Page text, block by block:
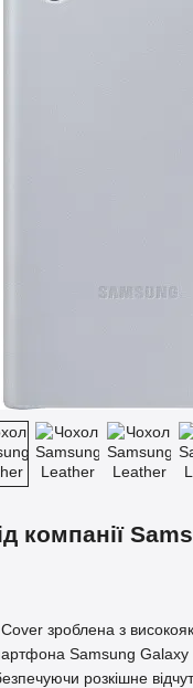
компанії
зроблена з
Samsung Galaxy
розкішне